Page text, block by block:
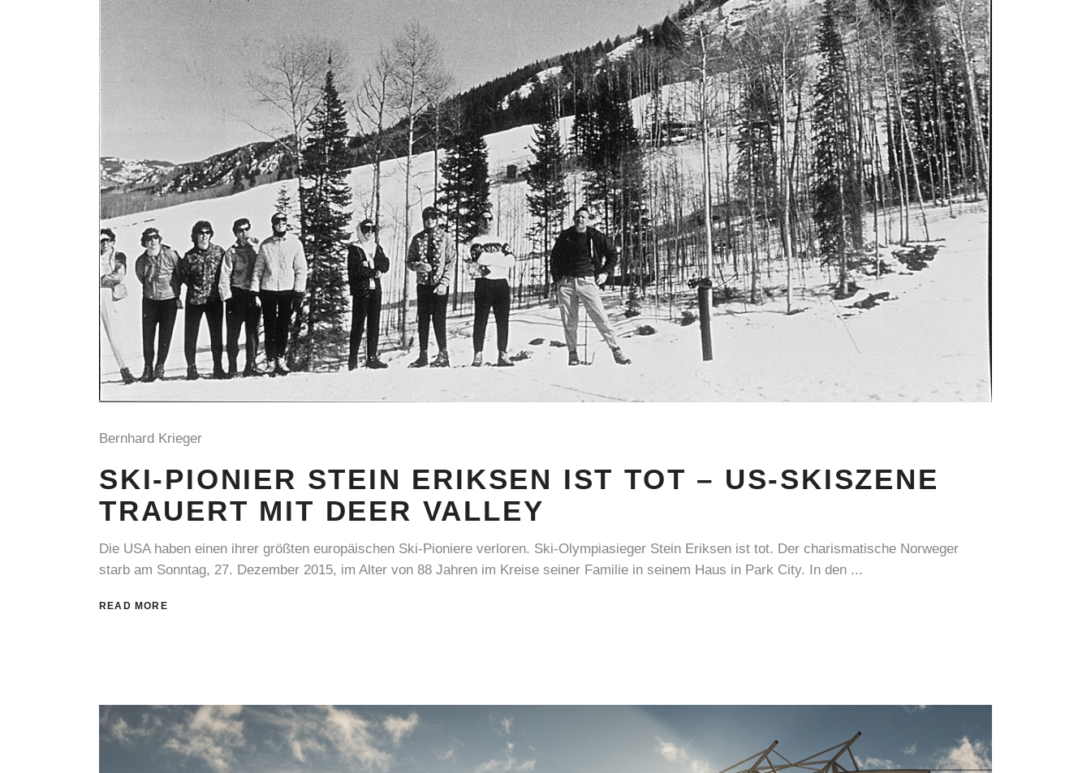
Bernhard Krieger
SKI-PIONIER STEIN ERIKSEN IST TOT – US-SKISZENE
TRAUERT MIT DEER VALLEY
Die USA haben einen ihrer größten europäischen Ski-Pioniere verloren. Ski-Olympiasieger Stein Eriksen ist tot. Der charismatische Norweger
starb am Sonntag, 27. Dezember 2015, im Alter von 88 Jahren im Kreise seiner Familie in seinem Haus in Park City. In den
READ MORE